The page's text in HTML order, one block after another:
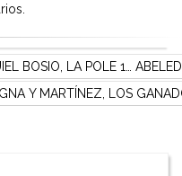
BOSIO, LA POLE 1…
Y MARTÍNEZ, LOS